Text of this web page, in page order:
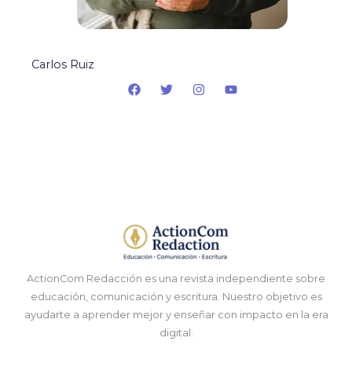
Carlos Ruiz
ActionCom Redacción es una revista independiente sobre
educación, comunicación y escritura. Nuestro objetivo es
ayudarte a aprender mejor y enseñar con impacto en la era
digital.